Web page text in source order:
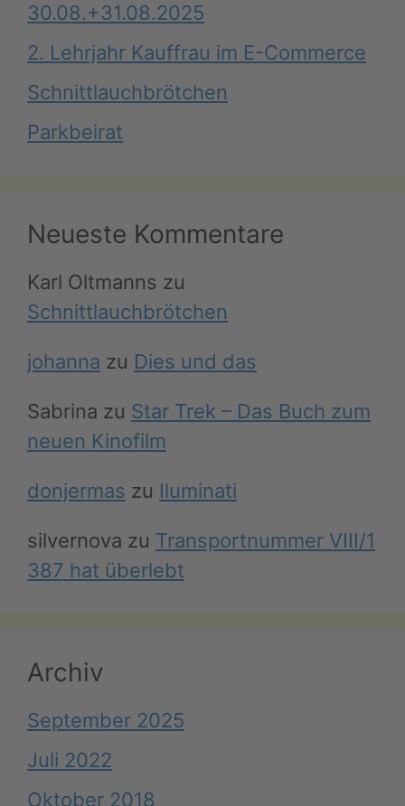
30.08.+31.08.2025
2. Lehrjahr Kauffrau im E-Commerce
Schnittlauchbrötchen
Parkbeirat
Neueste Kommentare
Karl Oltmanns zu
Schnittlauchbrötchen
johanna zu Dies und das
Sabrina zu Star Trek – Das Buch zum
neuen Kinofilm
donjermas zu Iluminati
silvernova zu Transportnummer VIII/1
387 hat überlebt
Archiv
September 2025
Juli 2022
Oktober 2018